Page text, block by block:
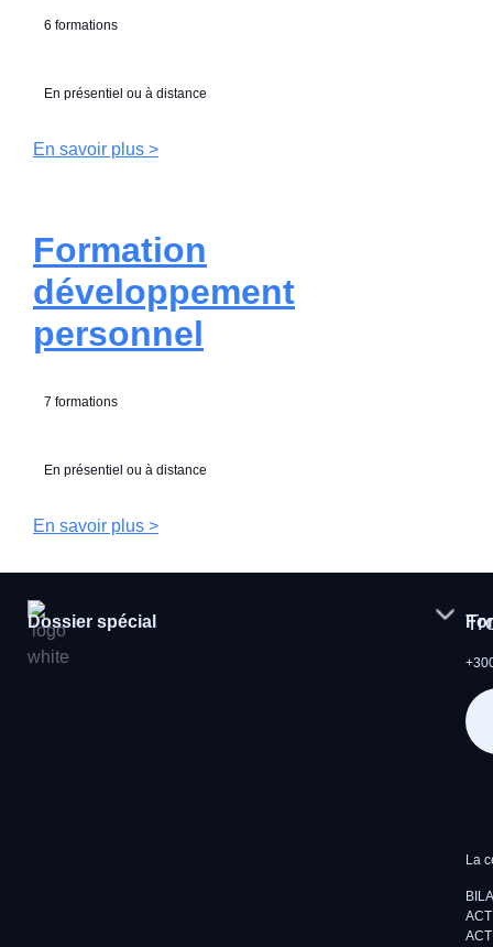
6 formations
En présentiel ou à distance
En savoir plus >
Formation
développement
personnel
7 formations
En présentiel ou à distance
En savoir plus >
Dossier spécial
La